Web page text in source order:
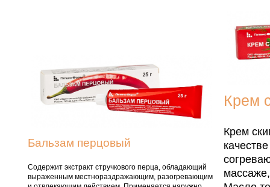
Бальзам перцовый
Содержит экстракт стручкового перца, обладающий
выраженным местнораздражающим, разогревающим
Крем
Крем